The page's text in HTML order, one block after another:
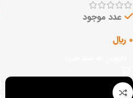
عدد موجود
0 ﷼